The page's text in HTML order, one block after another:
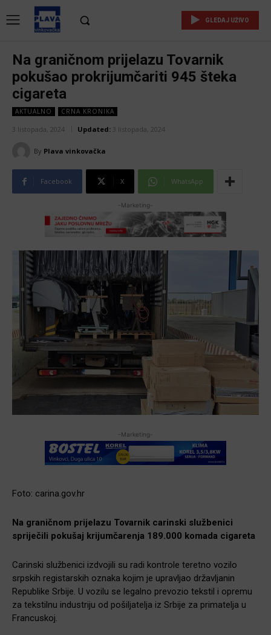
GLEDAJ UŽIVO
Na graničnom prijelazu Tovarnik
pokušao prokrijumčariti 945 šteka
cigareta
AKTUALNO CRNA KRONIKA
3 listopada, 2024 Updated: 3 listopada, 2024
By Plava vinkovačka
Facebook X WhatsApp
-Marketing-
-Marketing-
Foto: carina.gov.hr
Na graničnom prijelazu Tovarnik carinski službenici
spriječili pokušaj krijumčarenja 189.000 komada cigareta
Carinski službenici izdvojili su radi kontrole teretno vozilo
srpskih registarskih oznaka kojim je upravljao državljanin
Republike Srbije. U vozilu se legalno prevozio tekstil i opremu
za tekstilnu industriju od pošiljatelja iz Srbije za primatelja u
Francuskoj.